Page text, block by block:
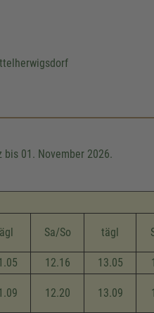
01. November 2026.
Sa/So tägl
12.16 13.05
12.20 13.09